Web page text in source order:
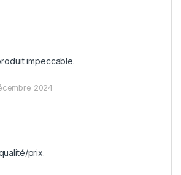
impeccable.
2024
prix.